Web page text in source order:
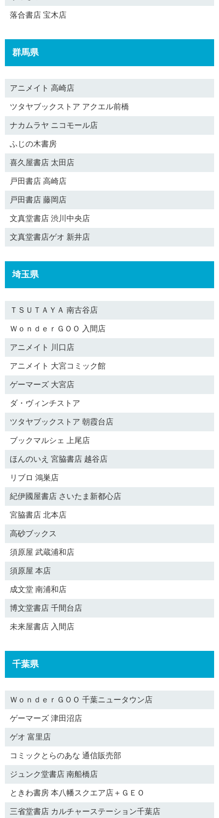
落合書店 宝木店
群馬県
アニメイト 高崎店
ツタヤブックストア アクエル前橋
ナカムラヤ ニコモール店
ふじの木書房
喜久屋書店 太田店
戸田書店 高崎店
戸田書店 藤岡店
文真堂書店 渋川中央店
文真堂書店ゲオ 新井店
埼玉県
ＴＳＵＴＡＹＡ 南古谷店
ＷｏｎｄｅｒＧＯＯ 入間店
アニメイト 川口店
アニメイト 大宮コミック館
ゲーマーズ 大宮店
ダ・ヴィンチストア
ツタヤブックストア 朝霞台店
ブックマルシェ 上尾店
ほんのいえ 宮脇書店 越谷店
リブロ 鴻巣店
紀伊國屋書店 さいたま新都心店
宮脇書店 北本店
高砂ブックス
須原屋 武蔵浦和店
須原屋 本店
成文堂 南浦和店
博文堂書店 千間台店
未来屋書店 入間店
千葉県
ＷｏｎｄｅｒＧＯＯ 千葉ニュータウン店
ゲーマーズ 津田沼店
ゲオ 富里店
コミックとらのあな 通信販売部
ジュンク堂書店 南船橋店
ときわ書房 本八幡スクエア店＋ＧＥＯ
三省堂書店 カルチャーステーション千葉店